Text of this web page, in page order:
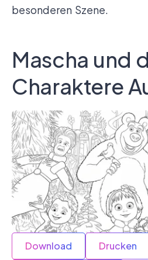
besonderen Szene.
Mascha und
Charaktere
Download Drucken